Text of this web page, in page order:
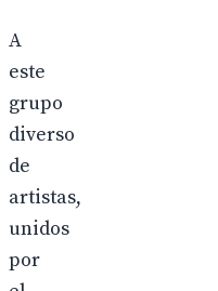
A
este
grupo
diverso
de
artistas,
unidos
por